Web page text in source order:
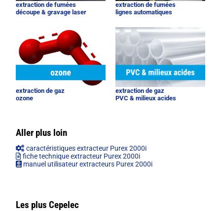
extraction de fumées
découpe & gravage laser
extraction de fumées
lignes automatiques
extraction de gaz
ozone
extraction de gaz
PVC & milieux acides
Aller plus loin
caractéristiques extracteur Purex 2000i
fiche technique extracteur Purex 2000i
manuel utilisateur extracteurs Purex 2000i
Les plus Cepelec